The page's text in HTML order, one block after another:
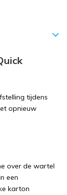
tijdens
opnieuw
over de wartel
een
karton